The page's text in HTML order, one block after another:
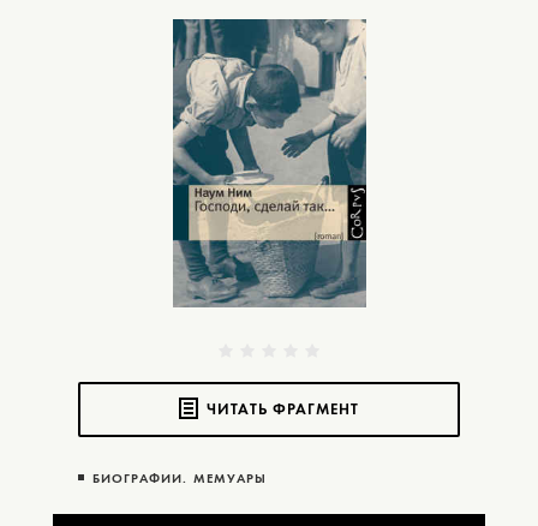
ЧИТАТЬ ФРАГМЕНТ
БИОГРАФИИ. МЕМУАРЫ